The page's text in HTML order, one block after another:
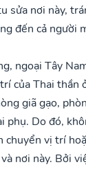
sửa nơi này,
đến cả người
ngoại Tây
của Thai thần
giã gạo,
phụ. Do đó,
chuyển vị trí
nơi này. Bởi